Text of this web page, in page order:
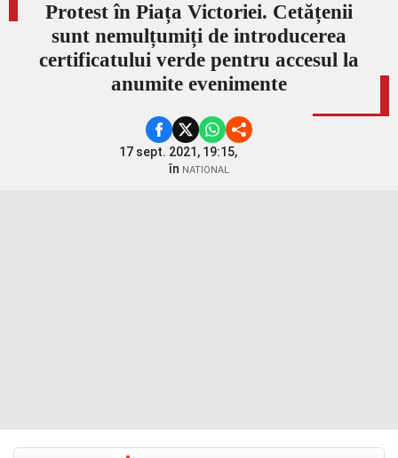
Protest în Piața Victoriei. Cetățenii
sunt nemulțumiți de introducerea
certificatului verde pentru accesul la
anumite evenimente
17 sept. 2021, 19:15,
în NATIONAL